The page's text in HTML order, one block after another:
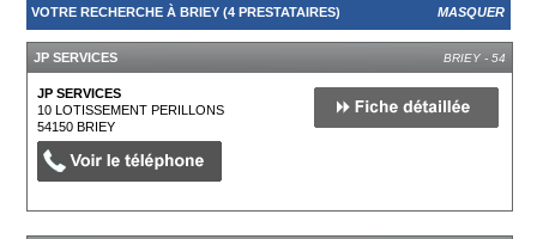
VOTRE RECHERCHE À BRIEY (4 PRESTATAIRES) MASQUER
JP SERVICES BRIEY - 54
JP SERVICES
10 LOTISSEMENT PERILLONS
54150BRIEY